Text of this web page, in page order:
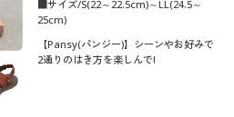
■サイズ/S(22～22.5cm)～LL(24.5～
25cm)
【Pansy(パンジー)】シーンやお好みで
2通りのはき方を楽しんで!